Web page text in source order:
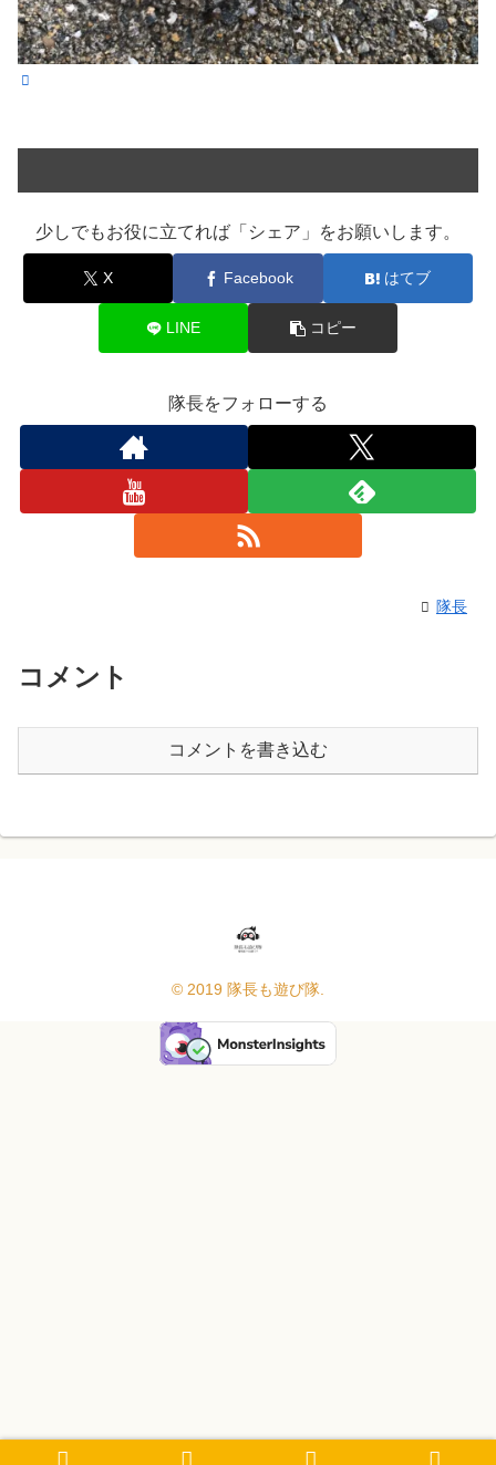
少しでもお役に立てれば「シェア」をお願いします。
X Facebook はてブ
LINE コピー
隊長をフォローする
隊長
コメント
コメントを書き込む
© 2019 隊長も遊び隊.